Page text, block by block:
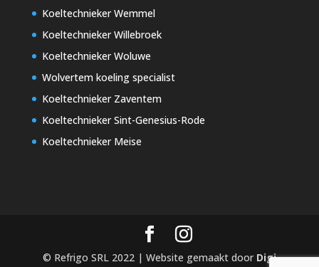
Koeltechnieker Wemmel
Koeltechnieker Willebroek
Koeltechnieker Woluwe
Wolvertem koeling specialist
Koeltechnieker Zaventem
Koeltechnieker Sint-Genesius-Rode
Koeltechnieker Meise
© Refrigo SRL 2022 | Website gemaakt door Digi